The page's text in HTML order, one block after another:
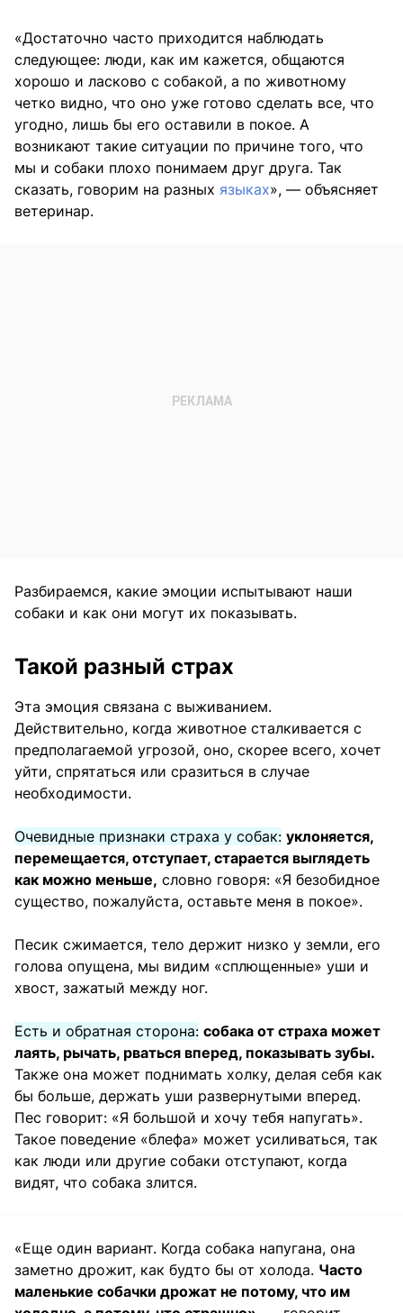
«Достаточно часто приходится наблюдать
следующее: люди, как им кажется, общаются
хорошо и ласково с собакой, а по животному
четко видно, что оно уже готово сделать все, что
угодно, лишь бы его оставили в покое. А
возникают такие ситуации по причине того, что
мы и собаки плохо понимаем друг друга. Так
сказать, говорим на разных языках», — объясняет
ветеринар.
Разбираемся, какие эмоции испытывают наши
собаки и как они могут их показывать.
Такой разный страх
Эта эмоция связана с выживанием.
Действительно, когда животное сталкивается с
предполагаемой угрозой, оно, скорее всего, хочет
уйти, спрятаться или сразиться в случае
необходимости.
Очевидные признаки страха у собак: уклоняется,
перемещается, отступает, старается выглядеть
как можно меньше, словно говоря: «Я безобидное
существо, пожалуйста, оставьте меня в покое».
Песик сжимается, тело держит низко у земли, его
голова опущена, мы видим «сплющенные» уши и
хвост, зажатый между ног.
Есть и обратная сторона: собака от страха может
лаять, рычать, рваться вперед, показывать зубы.
Также она может поднимать холку, делая себя как
бы больше, держать уши развернутыми вперед.
Пес говорит: «Я большой и хочу тебя напугать».
Такое поведение «блефа» может усиливаться, так
как люди или другие собаки отступают, когда
видят, что собака злится.
«Еще один вариант. Когда собака напугана, она
заметно дрожит, как будто бы от холода. Часто
маленькие собачки дрожат не потому, что им